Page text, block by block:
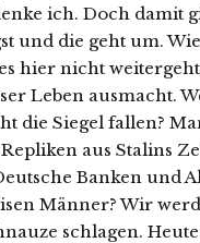
ich. Doch damit
und die geht um.
hier nicht
Leben ausmacht.
die Siegel fallen?
aus Stalins
Banken und
Männer? Wir
schlagen.